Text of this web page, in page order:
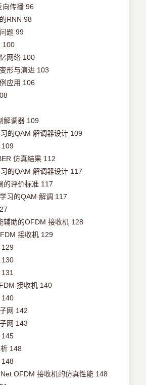
向传播 96
RNN 98
题 99
100
网络 100
形与演进 103
应用 106
解调器 109
的QAM 解调器设计 109
109
仿真结果 112
的QAM 解调器设计 117
的评价标准 117
习的QAM 解调 117
辅助的OFDM 接收机 128
接收机 129
129
130
131
接收机 140
140
网 142
网 143
145
148
148
OFDM 接收机的仿真性能 148